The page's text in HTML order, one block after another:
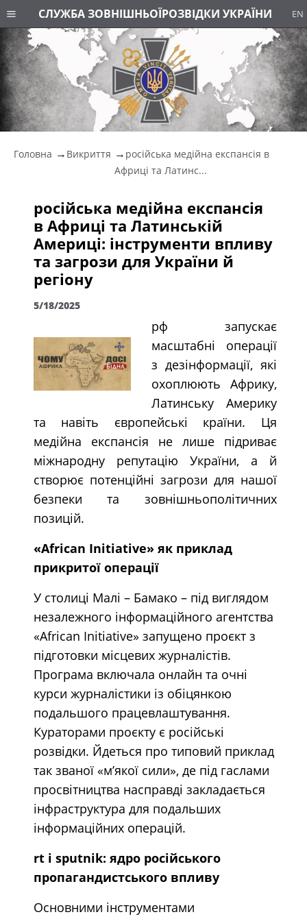
СЛУЖБА ЗОВНІШНЬОЇРОЗВІДКИ УКРАЇНИ EN
Головна Викриття
російська медійна експансія в
Африці та Латинс...
російська медійна експансія
в Африці та Латинській
Америці: інструменти впливу
та загрози для України й
регіону
5/18/2025
рф запускає
масштабні операції
з дезінформації, які
охоплюють Африку,
Латинську Америку
та навіть європейські країни. Ця
медійна експансія не лише підриває
міжнародну репутацію України, а й
створює потенційні загрози для нашої
безпеки та зовнішньополітичних
позицій.
«African Initiative» як приклад
прикритої операції
У столиці Малі – Бамако – під виглядом
незалежного інформаційного агентства
«African Initiative» запущено проєкт з
підготовки місцевих журналістів.
Програма включала онлайн та очні
курси журналістики із обіцянкою
подальшого працевлаштування.
Кураторами проєкту є російські
розвідки. Йдеться про типовий приклад
так званої «м’якої сили», де під гаслами
просвітництва насправді закладається
інфраструктура для подальших
інформаційних операцій.
rt і sputnik: ядро російського
пропагандистського впливу
Основними інструментами